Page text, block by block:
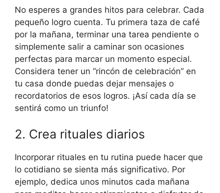
No esperes a grandes hitos para celebrar. Cada
pequeño logro cuenta. Tu primera taza de café
por la mañana, terminar una tarea pendiente o
simplemente salir a caminar son ocasiones
perfectas para marcar un momento especial.
Considera tener un “rincón de celebración” en
tu casa donde puedas dejar mensajes o
recordatorios de esos logros. ¡Así cada día se
sentirá como un triunfo!
2. Crea rituales diarios
Incorporar rituales en tu rutina puede hacer que
lo cotidiano se sienta más significativo. Por
ejemplo, dedica unos minutos cada mañana